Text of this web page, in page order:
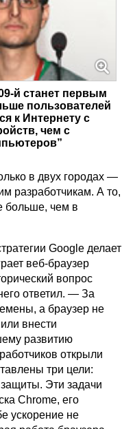
й станет первым
пользователей
к Интернету с
чем с
в двух городах —
разработчикам. А то,
больше, чем в
Google делает
веб-браузер
вопрос
ответил. — За
а браузер не
внести
развитию
открыли
три цели:
Эти задачи
Chrome, его
ускорение не